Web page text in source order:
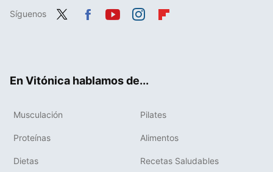
Síguenos
En Vitónica hablamos de...
Musculación Pilates
Proteínas Alimentos
Dietas Recetas Saludables